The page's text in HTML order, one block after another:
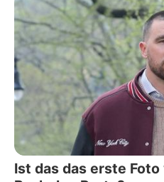
Ist das das erste